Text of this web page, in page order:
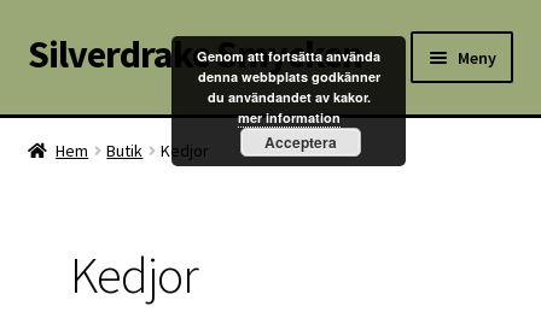
Hoppa
till
Hoppa
till
Silverdrake Smycken Meny
Hem
Hem Butik Kedjor
Kedjor
Genom att fortsätta använda
denna webbplats godkänner
du användandet av kakor.
mer information
Acceptera